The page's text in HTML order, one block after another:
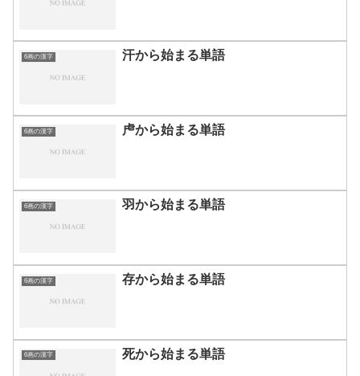
6画の漢字 汗から始まる単語
6画の漢字 虍から始まる単語
6画の漢字 羽から始まる単語
6画の漢字 存から始まる単語
6画の漢字 死から始まる単語